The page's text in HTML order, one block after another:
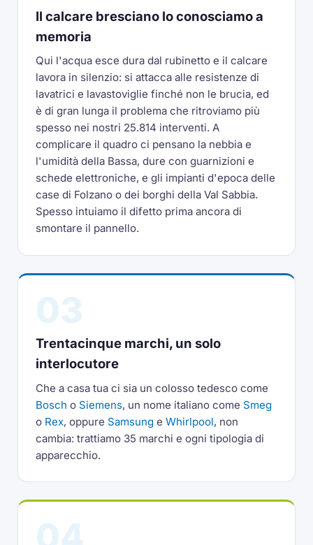
Il calcare bresciano lo conosciamo a
memoria
Qui l'acqua esce dura dal rubinetto e il calcare
lavora in silenzio: si attacca alle resistenze di
lavatrici e lavastoviglie finché non le brucia, ed
è di gran lunga il problema che ritroviamo più
spesso nei nostri 25.814 interventi. A
complicare il quadro ci pensano la nebbia e
l'umidità della Bassa, dure con guarnizioni e
schede elettroniche, e gli impianti d'epoca delle
case di Folzano o dei borghi della Val Sabbia.
Spesso intuiamo il difetto prima ancora di
smontare il pannello.
Trentacinque marchi, un solo
interlocutore
Che a casa tua ci sia un colosso tedesco come
Bosch o Siemens, un nome italiano come Smeg
o Rex, oppure Samsung eWhirlpool, non
cambia: trattiamo 35 marchi e ogni tipologia di
apparecchio.